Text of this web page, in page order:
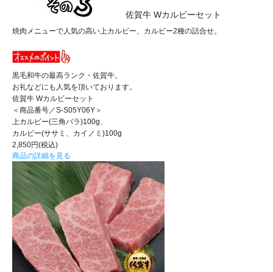
佐賀牛 Wカルビーセット
焼肉メニューで人気の高い上カルビー、カルビー2種の詰合せ。
黒毛和牛の最高ランク・佐賀牛。
お礼などにも人気を頂いております。
佐賀牛 Wカルビーセット
＜商品番号／S-S05Y06Y＞
上カルビー(三角バラ)100g、
カルビー(ササミ、カイノミ)100g
2,850円(税込)
商品の詳細を見る